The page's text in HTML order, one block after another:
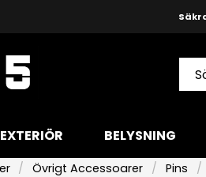
EXTERIÖR BELYSNING
Övrigt Accessoarer Pins